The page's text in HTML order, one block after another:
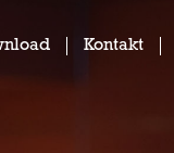
Kontakt